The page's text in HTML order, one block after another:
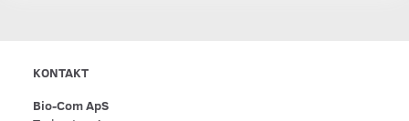
KONTAKT
Bio-Com ApS